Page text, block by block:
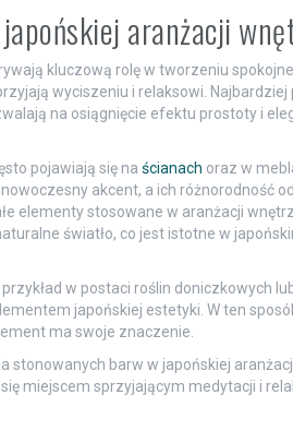
aranżacji
kluczową rolę w tworzeniu
wyciszeniu i relaksowi.
na osiągnięcie efektu prostoty i
pojawiają się na ścianach oraz w
akcent, a ich różnorodność
elementy stosowane w aranżacji
światło, co jest istotne w
przykład w postaci roślin doniczkowych
japońskiej estetyki. W ten
ma swoje znaczenie.
stonowanych barw w japońskiej
miejscem sprzyjającym medytacji i